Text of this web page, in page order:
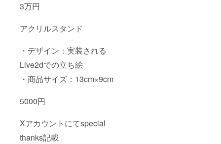
3万円
アクリルスタンド
・デザイン：実装される
Live2dでの立ち絵
・商品サイズ：13cm×9cm
5000円
Xアカウントにてspecial
thanks記載